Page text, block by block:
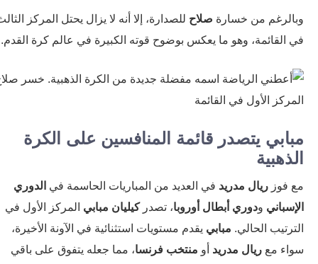
من خسارةصلاحللصدارة، إلا أنه لا يزال يحتل المركز الثالث
وهو ما يعكس بوضوح قوته الكبيرة في عالم كرة القدم.
يتصدر قائمة المنافسين على الكرة
ريال مدريد في العديد من المباريات الحاسمة فيالدوري
ودوري أبطال أوروبا ، تصدر كيليان مبابي المركز الأول في
الحالي.مبابي يقدم مستويات استثنائية في الآونة الأخيرة،
معريال مدريد أومنتخب فرنسا ، مما جعله يتفوق على باقي